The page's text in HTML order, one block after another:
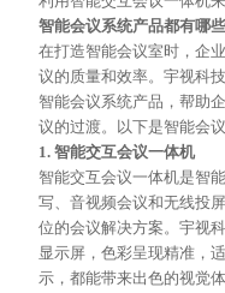
智能会议系统产品都有哪
在打造智能会议室时，企
议的质量和效率。宇视科
智能会议系统产品，帮助
议的过渡。以下是智能会
1. 智能交互会议一体机
智能交互会议一体机是智
写、音视频会议和无线投
位的会议解决方案。宇视
显示屏，色彩呈现精准，
示，都能带来出色的视觉体